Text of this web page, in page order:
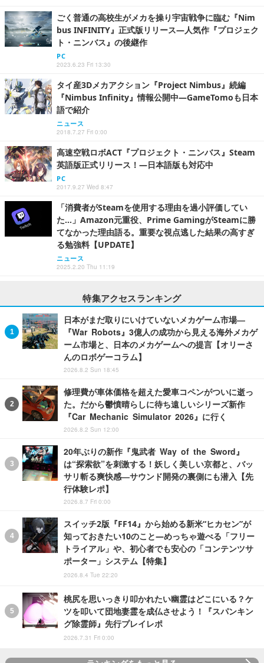
ごく普通の高校生がメカを操り宇宙戦争に臨む『Nim
bus INFINITY』正式版リリース―人気作『プロジェク
ト・ニンバス』の後継作
PC
2023.6.23 Fri 13:30
タイ産3Dメカアクション『Project Nimbus』続編
『Nimbus Infinity』情報公開中―GameTomoも日本
語で紹介
ニュース
2018.7.27 Fri 0:00
高速空戦ロボACT『プロジェクト・ニンバス』Steam
英語版正式リリース！―日本語版も対応中
PC
2017.9.27 Wed 8:47
「消費者がSteamを使用する理由を過小評価してい
た…」Amazon元重役、Prime GamingがSteamに勝
てなかった理由語る。重要な視点逃した結果の高すぎ
る勉強料【UPDATE】
ニュース
2025.2.20 Thu 11:19
特集アクセスランキング
日本がまだ取りにいけていないメカゲーム市場―
『War Robots』3億人の成功から見える海外メカゲ
ーム市場と、日本のメカゲームへの提言【オリーさ
んのロボゲーコラム】
2026.8.2 Sun 18:45
修理費が車体価格を超えた愛車コペンがついに逝っ
た。だから鬱憤晴らしに待ち遠しいシリーズ新作
『Car Mechanic Simulator 2026』に行く
2026.8.2 Sun 12:00
20年ぶりの新作『鬼武者 Way of the Sword』
は“探索欲”を刺激する！妖しく美しい京都と、バッ
サリ斬る爽快感―サウンド開発の裏側にも潜入【先
行体験レポ】
2026.8.7 Fri 0:00
スイッチ2版『FF14』から始める新米“ヒカセン”が
知っておきたい10のこと―めっちゃ遊べる「フリー
トライアル」や、初心者でも安心の「コンテンツサ
ポーター」システム【特集】
2026.8.4 Tue 22:20
桃尻を思いっきり叩かれたい幽霊はどこにいる？ケ
ツを叩いて団地妻霊を成仏させよう！『スパンキン
グ除霊師』先行プレイレポ
2026.7.31 Fri 0:00